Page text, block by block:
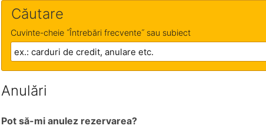
Căutare
Cuvinte-cheie ˝Întrebări frecvente˝ sau subiect
Anulări
Pot să-mi anulez rezervarea?